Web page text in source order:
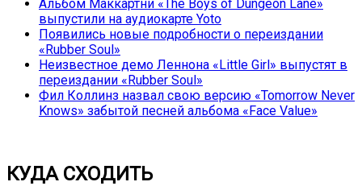
Альбом Маккартни «The Boys of Dungeon Lane»
выпустили на аудиокарте Yoto
Появились новые подробности о переиздании
«Rubber Soul»
Неизвестное демо Леннона «Little Girl» выпустят в
переиздании «Rubber Soul»
Фил Коллинз назвал свою версию «Tomorrow Never
Knows» забытой песней альбома «Face Value»
КУДА СХОДИТЬ